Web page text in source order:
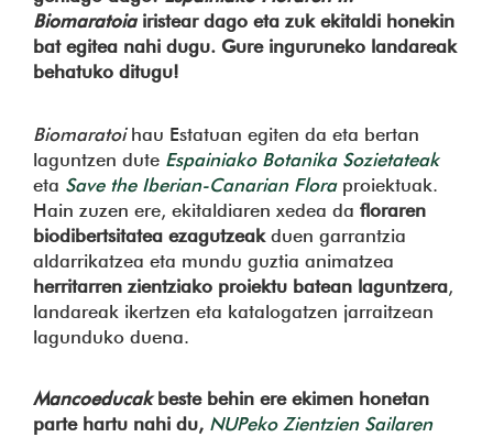
Biomaratoiairistear dago eta zuk ekitaldi honekin
bat egitea nahi dugu. Gure inguruneko landareak
behatuko ditugu!
Biomaratoi hau Estatuan egiten da eta bertan
laguntzen dute Espainiako Botanika Sozietateak
eta Save the Iberian-Canarian Floraproiektuak.
Hain zuzen ere, ekitaldiaren xedea da floraren
biodibertsitatea ezagutzeakduen garrantzia
aldarrikatzea eta mundu guztia animatzea
herritarren zientziako proiektu batean laguntzera,
landareak ikertzen eta katalogatzen jarraitzean
lagunduko duena.
Mancoeducakbeste behin ere ekimen honetan
parte hartu nahi du, NUPeko Zientzien Sailaren